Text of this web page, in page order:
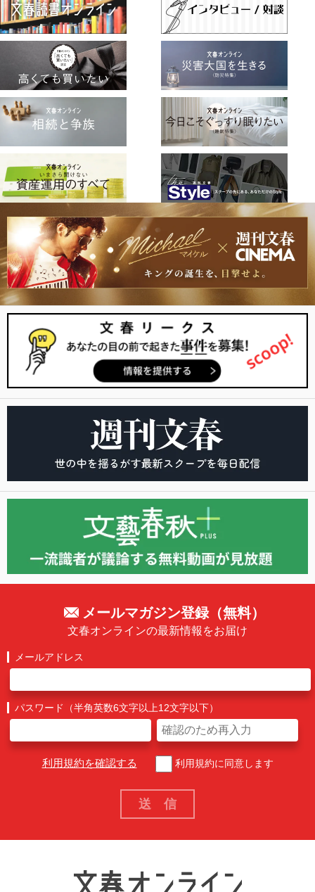
メールマガジン登録（無料）
文春オンラインの最新情報をお届け
メールアドレス
パスワード（半角英数6文字以上12文字以下）
利用規約を確認する 利用規約に同意します